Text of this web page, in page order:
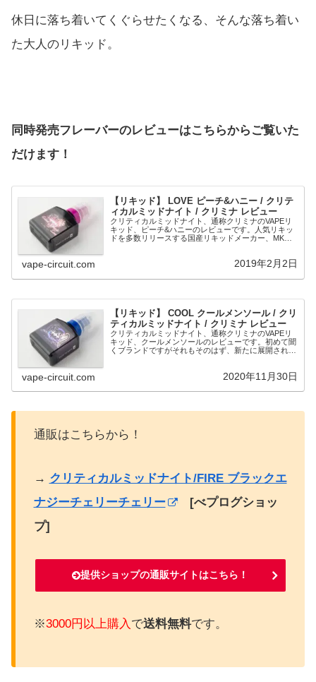
休日に落ち着いてくぐらせたくなる、そんな落ち着い
た大人のリキッド。
同時発売フレーバーのレビューはこちらからご覧いた
だけます！
【リキッド】 LOVE ピーチ&ハニー / クリテ
ィカルミッドナイト / クリミナ レビュー
クリティカルミッドナイト、通称クリミナのVAPEリ
キッド、ピーチ&ハニーのレビューです。人気リキッ
ドを多数リリースする国産リキッドメーカー、MK
vape-circuit.com 2019年2月2日
【リキッド】 COOL クールメンソール / クリ
ティカルミッドナイト / クリミナ レビュー
クリティカルミッドナイト、通称クリミナのVAPEリ
キッド、クールメンソールのレビューです。初めて聞
くブランドですがそれもそのはず、新たに展開される
vape-circuit.com 2020年11月30日
通販はこちらから！
→ クリティカルミッドナイト/FIRE ブラックエ
ナジーチェリーチェリー
[べプログショッ
プ]
提供ショップの通販サイトはこちら！
※3000円以上購入 で送料無料です。